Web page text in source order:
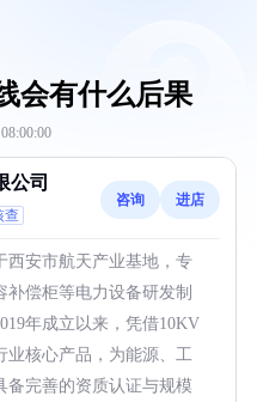
会有什么后果
公司
查
咨询 进店
西安市航天产业基地，专
偿柜等电力设备研发制
年成立以来，凭借10KV
业核心产品，为能源、工
备完善的资质认证与规模